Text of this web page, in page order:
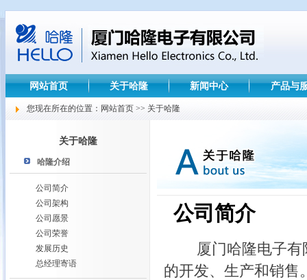
网站首页 关于哈隆 新闻中心 产品与
您现在所在的位置：网站首页 >> 关于哈隆
关于哈隆
哈隆介绍
公司简介
公司架构
公司愿景
公司荣誉
发展历史
总经理寄语
公司简介
厦门哈隆电子有限
的开发、生产和销售